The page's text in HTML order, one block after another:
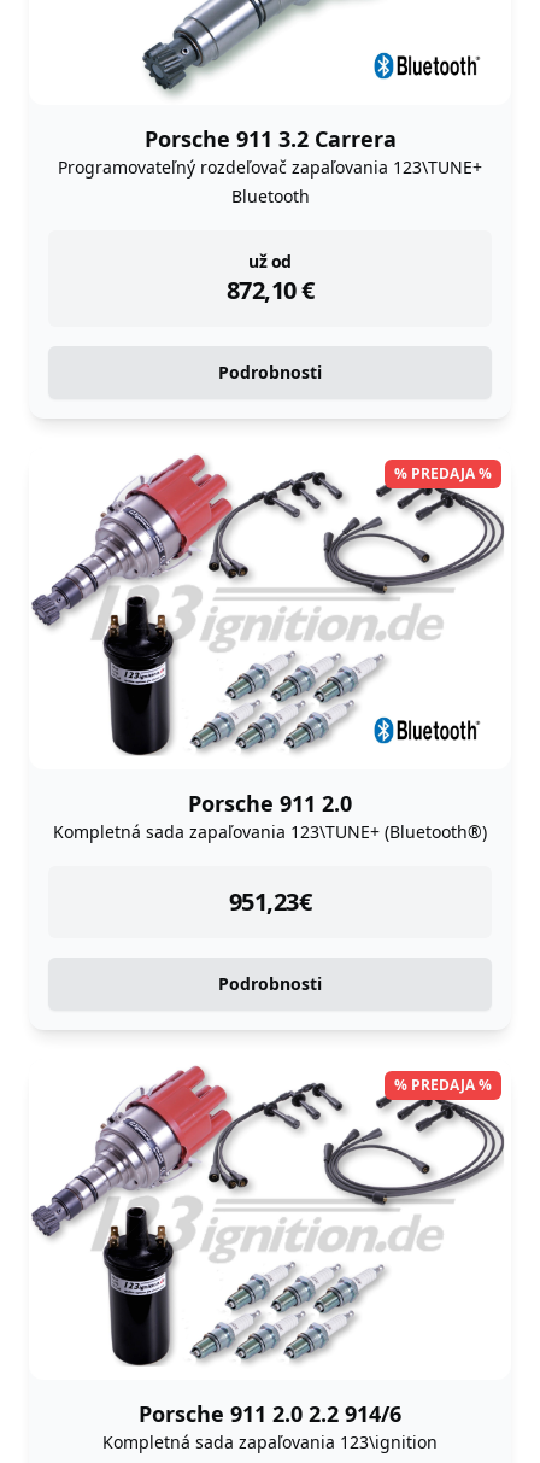
Porsche 911 3.2 Carrera
Programovateľný rozdeľovač zapaľovania 123\TUNE+
Bluetooth
už od
872,10€
instock
Podrobnosti
% PREDAJA %
Porsche 911 2.0
Kompletná sada zapaľovania 123\TUNE+ (Bluetooth®)
951,23€
instock
Podrobnosti
% PREDAJA %
Porsche 911 2.0 2.2 914/6
Kompletná sada zapaľovania 123\ignition